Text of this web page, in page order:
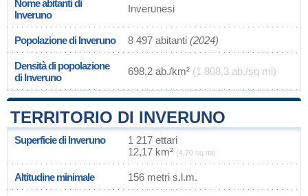
Nome abitanti di
Inveruno
Inverunesi
Popolazione di Inveruno 8 497 abitanti (2024)
Densità di popolazione
di Inveruno
698,2 ab./km² (1 808,3 ab./sq mi)
TERRITORIO DI INVERUNO
Superficie di Inveruno
1 217 ettari
12,17 km² (4,70 sq mi)
Altitudine minimale 156 metri s.l.m.